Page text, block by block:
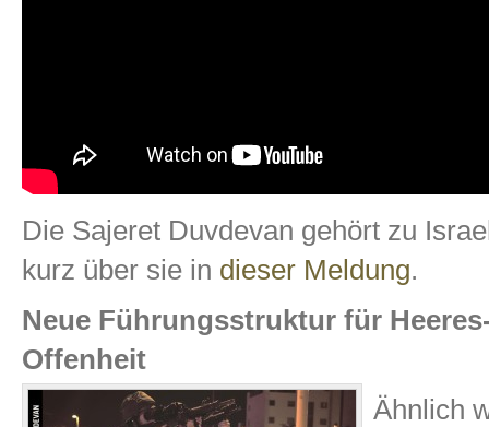
Die Sajeret Duvdevan gehört zu
kurz über sie in dieser Meldung.
Neue Führungsstruktur für
Offenheit
Ähnlich